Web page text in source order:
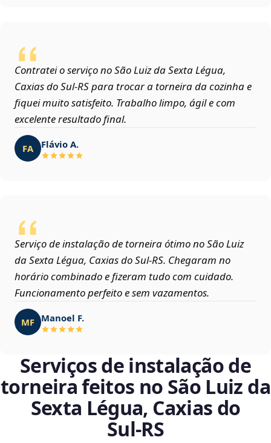
Contratei o serviço no São Luiz da Sexta Légua,
Caxias do Sul‑RS para trocar a torneira da cozinha e
fiquei muito satisfeito. Trabalho limpo, ágil e com
excelente resultado final.
FA Flávio A.
Serviço de instalação de torneira ótimo no São Luiz
da Sexta Légua, Caxias do Sul‑RS. Chegaram no
horário combinado e fizeram tudo com cuidado.
Funcionamento perfeito e sem vazamentos.
MF Manoel F.
Serviços de instalação de
torneira feitos no São Luiz da
Sexta Légua, Caxias do
Sul‑RS